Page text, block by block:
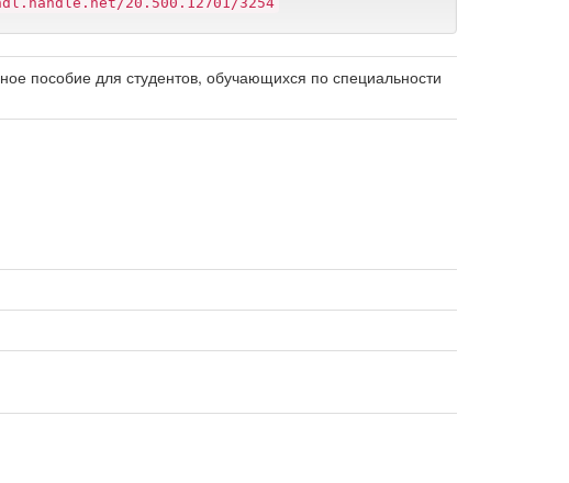
пособие для студентов, обучающихся по специальности